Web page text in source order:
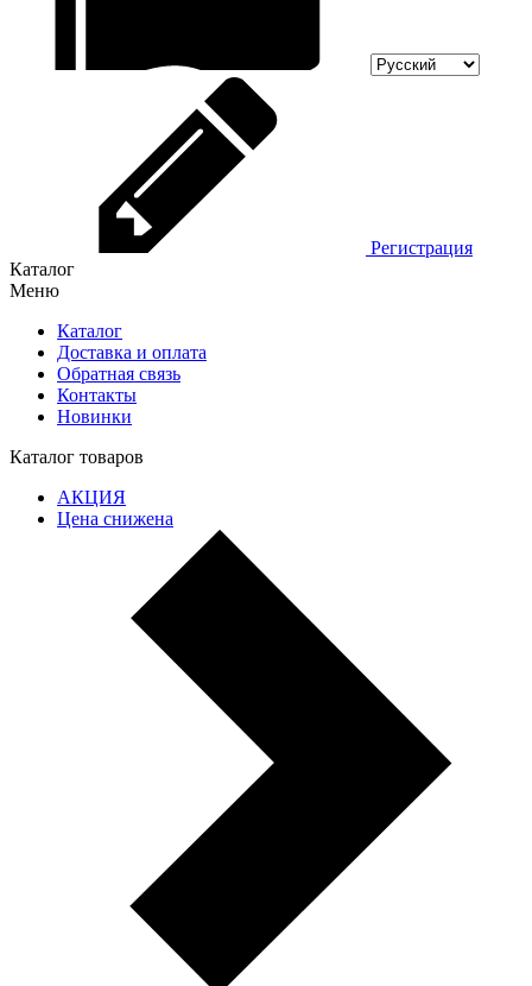
Регистрация
Каталог
Меню
Каталог
Доставка и оплата
Обратная связь
Контакты
Новинки
Каталог товаров
АКЦИЯ
Цена снижена